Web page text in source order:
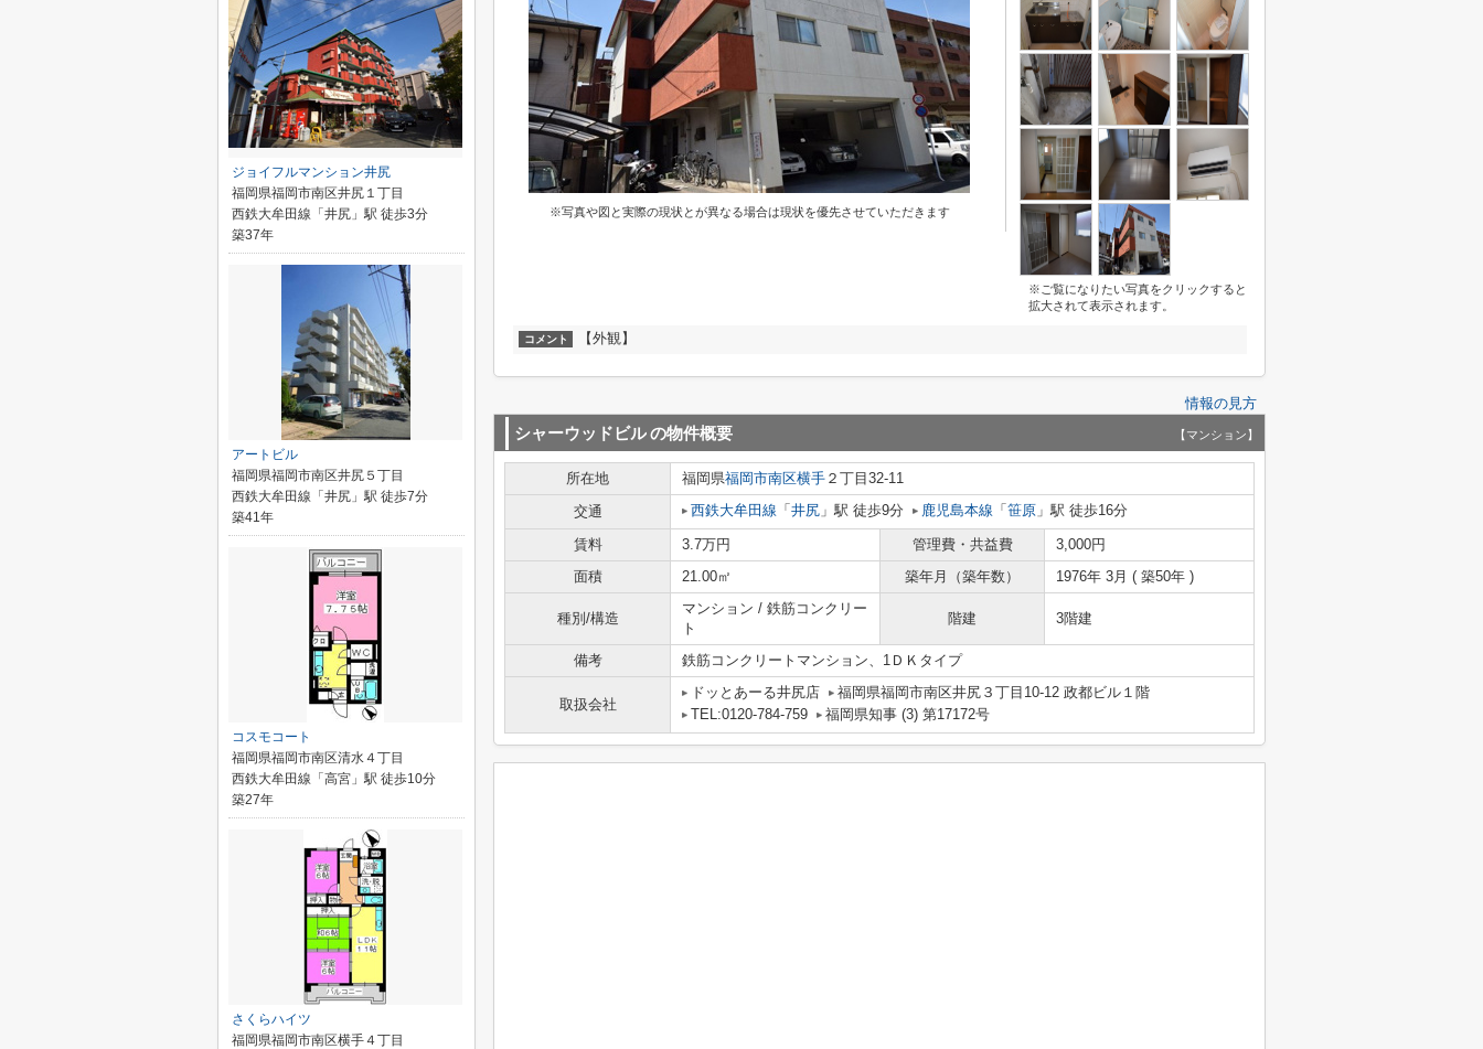
※写真や図と実際の現状とが異なる場合は現状を優先させていただきます
※ご覧になりたい写真をクリックすると
拡大されて表示されます。
コメント 【外観】
情報の見方
シャーウッドビルの物件概要 【マンション】
所在地 福岡県福岡市南区横手 ２丁目32-11
交通
西鉄大牟田線 「 井尻 」駅 徒歩9分 鹿児島本線 「 笹原 」駅 徒歩16分
賃料 3.7万円 管理費・共益費
3,000円
面積
21.00㎡ 築年月（築年数） 1976年 3月 ( 築50年 )
種別/構造
マンション / 鉄筋コンクリー
ト
階建 3階建
備考 鉄筋コンクリートマンション、1ＤＫタイプ
取扱会社
ドッとあーる井尻店
福岡県福岡市南区井尻３丁目10-12 政都ビル１階
TEL:0120-784-759
福岡県知事 (3) 第17172号
ジョイフルマンション井尻
福岡県福岡市南区井尻１丁目
西鉄大牟田線「井尻」駅 徒歩3分
築37年
アートビル
福岡県福岡市南区井尻５丁目
西鉄大牟田線「井尻」駅 徒歩7分
築41年
コスモコート
福岡県福岡市南区清水４丁目
西鉄大牟田線「高宮」駅 徒歩10分
築27年
さくらハイツ
福岡県福岡市南区横手４丁目